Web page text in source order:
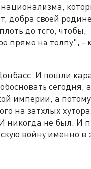
национализма,
добра своей
до того, чтобы,
прямо на толпу", -
И пошли
сегодня, а
империи, а потому
на затхлых
никогда не был. И
войну именно в